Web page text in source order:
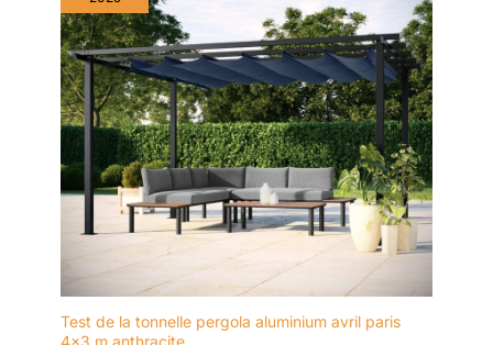
Test de la tonnelle pergola aluminium avril paris